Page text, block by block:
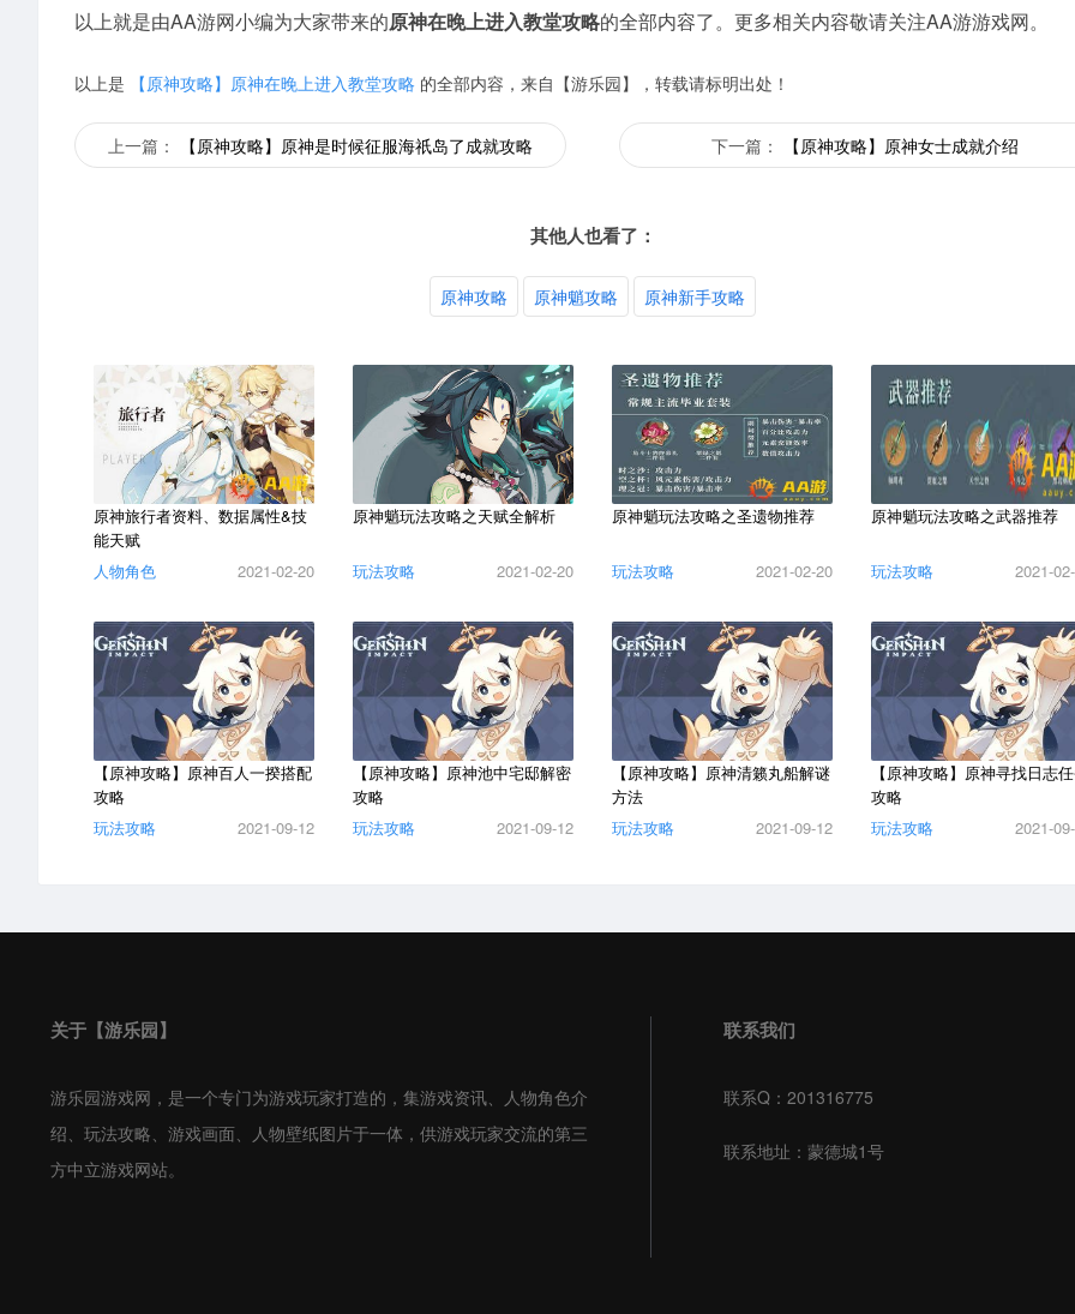
以上就是由AA游网小编为大家带来的原神在晚上进入教堂攻略的全部内容了。更多相关内容敬请关注AA游游戏网。
以上是 【原神攻略】原神在晚上进入教堂攻略 的全部内容，来自【游乐园】，转载请标明出处！
上一篇： 【原神攻略】原神是时候征服海祇岛了成就攻略 下一篇： 【原神攻略】原神女士成就介绍
其他人也看了：
原神攻略 原神魈攻略 原神新手攻略
原神旅行者资料、数据属性&技
能天赋
人物角色
2021-02-20
原神魈玩法攻略之天赋全解析
玩法攻略 2021-02-20
原神魈玩法攻略之圣遗物推荐
玩法攻略 2021-02-20
原神魈玩法攻略之武器推荐
玩法攻略 2021-
【原神攻略】原神百人一揆搭配
攻略
玩法攻略
2021-09-12
【原神攻略】原神池中宅邸解密
攻略
玩法攻略
2021-09-12
【原神攻略】原神清籁丸船解谜
方法
玩法攻略
2021-09-12
【原神攻略】原神寻找日志
攻略
玩法攻略
2021-
关于【游乐园】
游乐园游戏网，是一个专门为游戏玩家打造的，集游戏资讯、人物角色介
绍、玩法攻略、游戏画面、人物壁纸图片于一体，供游戏玩家交流的第三
方中立游戏网站。
联系我们
联系Q：201316775
联系地址：蒙德城1号